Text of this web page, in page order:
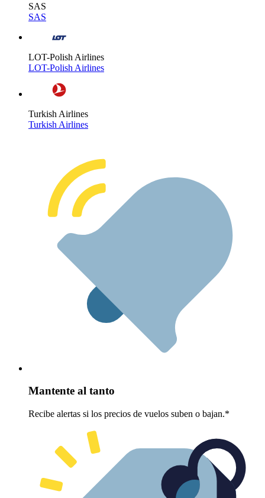
SAS
SAS
LOT-Polish Airlines
LOT-Polish Airlines
Turkish Airlines
Turkish Airlines
Mantente al tanto
Recibe alertas si los precios de vuelos suben o bajan.*